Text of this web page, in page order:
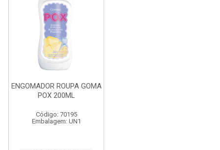
ENGOMADOR ROUPA GOMA
POX 200ML
Código: 70195
Embalagem: UN1